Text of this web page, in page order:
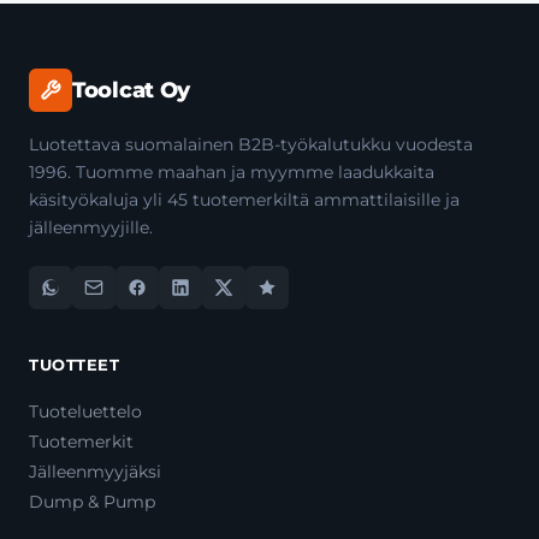
Toolcat Oy
Luotettava suomalainen B2B-työkalutukku vuodesta
1996. Tuomme maahan ja myymme laadukkaita
käsityökaluja yli 45 tuotemerkiltä ammattilaisille ja
jälleenmyyjille.
TUOTTEET
Tuoteluettelo
Tuotemerkit
Jälleenmyyjäksi
Dump & Pump